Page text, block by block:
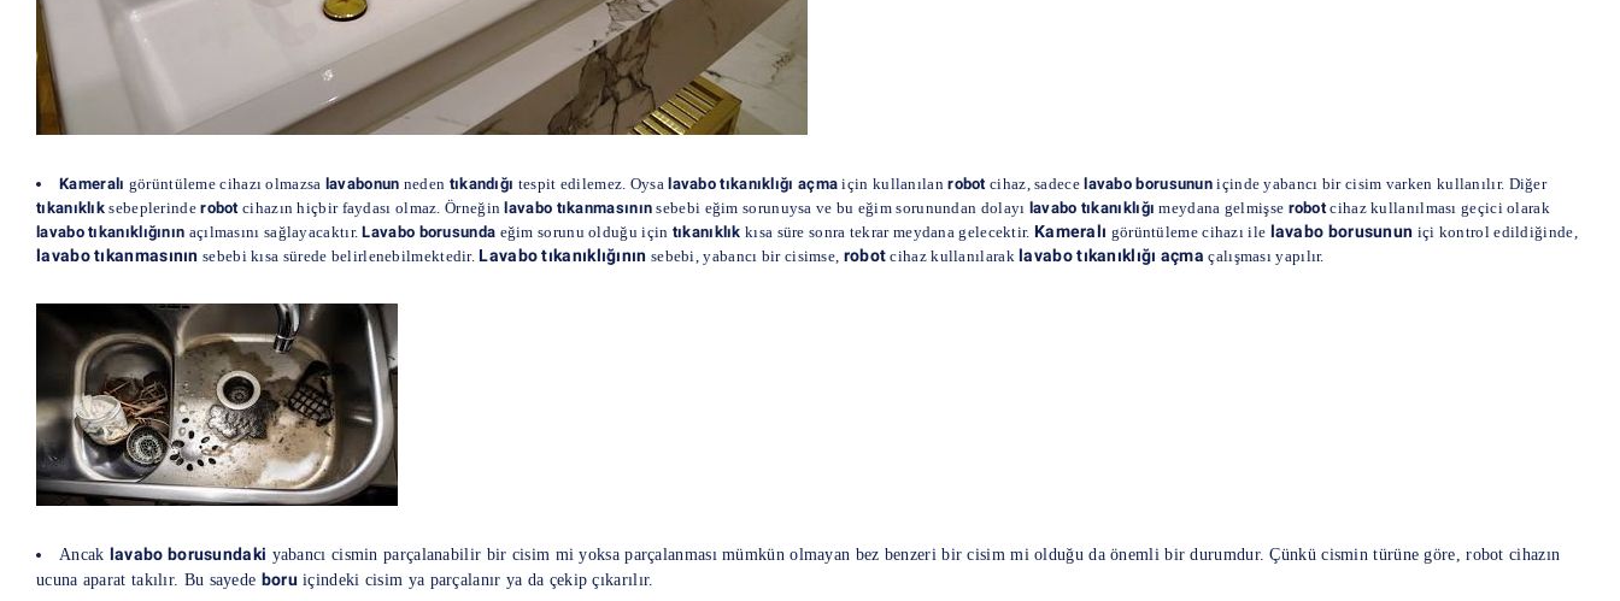
Kameralı görüntüleme cihazı olmazsa lavabonun neden tıkandığı tespit edilemez. Oysalavabo tıkanıklığı açma için kullanılanrobot cihaz, sadecelavabo borusunun içinde yabancı bir cisim varken kullanılır. Diğer
tıkanıklık sebeplerinderobot cihazın hiçbir faydası olmaz. Örneğinlavabo tıkanmasının sebebi eğim sorunuysa ve bu eğim sorunundan dolayı lavabo tıkanıklığı meydana gelmişse robot cihaz kullanılması geçici olarak
lavabo tıkanıklığının açılmasını sağlayacaktır.Lavabo borusunda eğim sorunu olduğu için tıkanıklık kısa süre sonra tekrar meydana gelecektir. Kameralı görüntüleme cihazı ile lavabo borusunun içi kontrol edildiğinde,
lavabo tıkanmasının sebebi kısa sürede belirlenebilmektedir.Lavabo tıkanıklığının sebebi, yabancı bir cisimse, robot cihaz kullanılarak lavabo tıkanıklığı açma çalışması yapılır.
Ancak lavabo borusundaki yabancı cismin parçalanabilir bir cisim mi yoksa parçalanması mümkün olmayan bez benzeri bir cisim mi olduğu da önemli bir durumdur. Çünkü cismin türüne göre, robot cihazın
ucuna aparat takılır. Bu sayede boruiçindeki cisim ya parçalanır ya da çekip çıkarılır.